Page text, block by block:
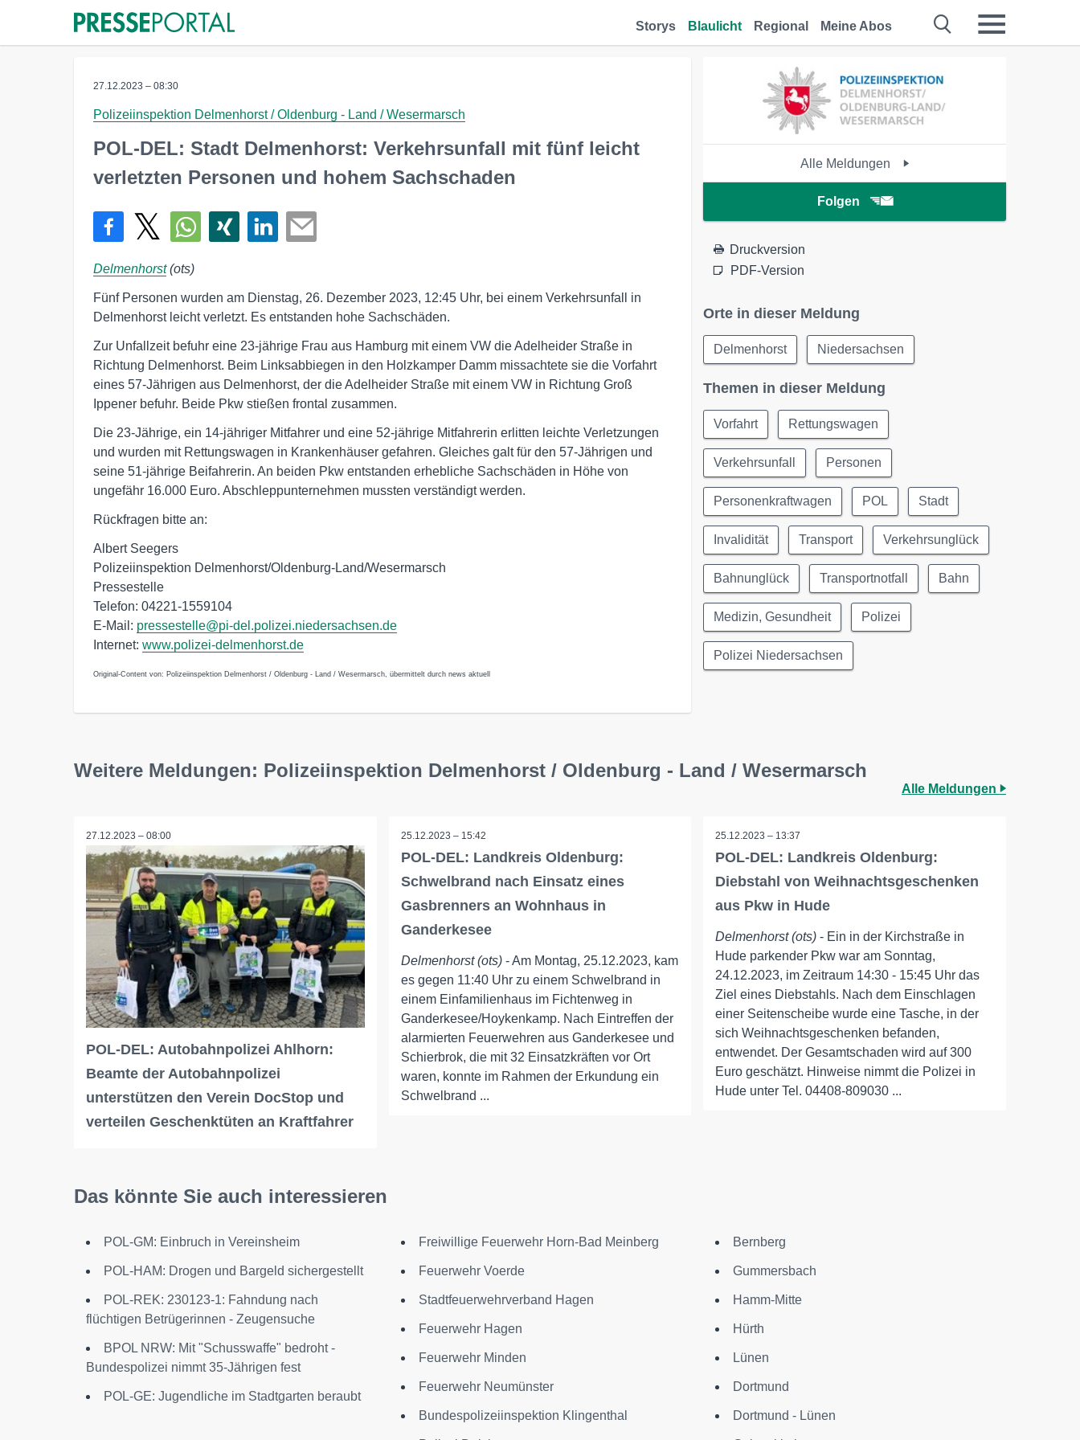
Storys Blaulicht Regional Meine Abos
27.12.2023 – 08:30
Polizeiinspektion Delmenhorst / Oldenburg - Land / Wesermarsch
POL-DEL: Stadt Delmenhorst: Verkehrsunfall mit fünf leicht
verletzten Personen und hohem Sachschaden
Delmenhorst(ots)
Fünf Personen wurden am Dienstag, 26. Dezember 2023, 12:45 Uhr, bei einem Verkehrsunfall in
Delmenhorst leicht verletzt. Es entstanden hohe Sachschäden.
Zur Unfallzeit befuhr eine 23-jährige Frau aus Hamburg mit einem VW die Adelheider Straße in
Richtung Delmenhorst. Beim Linksabbiegen in den Holzkamper Damm missachtete sie die Vorfahrt
eines 57-Jährigen aus Delmenhorst, der die Adelheider Straße mit einem VW in Richtung Groß
Ippener befuhr. Beide Pkw stießen frontal zusammen.
Die 23-Jährige, ein 14-jähriger Mitfahrer und eine 52-jährige Mitfahrerin erlitten leichte Verletzungen
und wurden mit Rettungswagen in Krankenhäuser gefahren. Gleiches galt für den 57-Jährigen und
seine 51-jährige Beifahrerin. An beiden Pkw entstanden erhebliche Sachschäden in Höhe von
ungefähr 16.000 Euro. Abschleppunternehmen mussten verständigt werden.
Rückfragen bitte an:
Albert Seegers
Polizeiinspektion Delmenhorst/Oldenburg-Land/Wesermarsch
Pressestelle
Telefon: 04221-1559104
E-Mail: pressestelle@pi-del.polizei.niedersachsen.de
Internet: www.polizei-delmenhorst.de
Original-Content von: Polizeiinspektion Delmenhorst / Oldenburg - Land / Wesermarsch, übermittelt durch news aktuell
Alle Meldungen
Folgen
Druckversion
PDF-Version
Orte in dieser Meldung
Delmenhorst Niedersachsen
Themen in dieser Meldung
Vorfahrt Rettungswagen
Verkehrsunfall Personen
Personenkraftwagen POL Stadt
Invalidität Transport Verkehrsunglück
Bahnunglück Transportnotfall Bahn
Medizin, Gesundheit Polizei
Polizei Niedersachsen
Weitere Meldungen: Polizeiinspektion Delmenhorst / Oldenburg - Land / Wesermarsch
Alle Meldungen
27.12.2023 – 08:00
POL-DEL: Autobahnpolizei Ahlhorn:
Beamte der Autobahnpolizei
unterstützen den Verein DocStop und
verteilen Geschenktüten an Kraftfahrer
25.12.2023 – 15:42
POL-DEL: Landkreis Oldenburg:
Schwelbrand nach Einsatz eines
Gasbrenners an Wohnhaus in
Ganderkesee
Delmenhorst (ots)- Am Montag, 25.12.2023, kam
es gegen 11:40 Uhr zu einem Schwelbrand in
einem Einfamilienhaus im Fichtenweg in
Ganderkesee/Hoykenkamp. Nach Eintreffen der
alarmierten Feuerwehren aus Ganderkesee und
Schierbrok, die mit 32 Einsatzkräften vor Ort
waren, konnte im Rahmen der Erkundung ein
Schwelbrand ...
25.12.2023 – 13:37
POL-DEL: Landkreis Oldenburg:
Diebstahl von Weihnachtsgeschenken
aus Pkw in Hude
Delmenhorst (ots) - Ein in der Kirchstraße in
Hude parkender Pkw war am Sonntag,
24.12.2023, im Zeitraum 14:30 - 15:45 Uhr das
Ziel eines Diebstahls. Nach dem Einschlagen
einer Seitenscheibe wurde eine Tasche, in der
sich Weihnachtsgeschenken befanden,
entwendet. Der Gesamtschaden wird auf 300
Euro geschätzt. Hinweise nimmt die Polizei in
Hude unter Tel. 04408-809030 ...
Das könnte Sie auch interessieren
POL-GM: Einbruch in Vereinsheim
POL-HAM: Drogen und Bargeld sichergestellt
POL-REK: 230123-1: Fahndung nach
flüchtigen Betrügerinnen - Zeugensuche
BPOL NRW: Mit "Schusswaffe" bedroht -
Bundespolizei nimmt 35-Jährigen fest
POL-GE: Jugendliche im Stadtgarten beraubt
Freiwillige Feuerwehr Horn-Bad Meinberg
Feuerwehr Voerde
Stadtfeuerwehrverband Hagen
Feuerwehr Hagen
Feuerwehr Minden
Feuerwehr Neumünster
Bundespolizeiinspektion Klingenthal
Bernberg
Gummersbach
Hamm-Mitte
Hürth
Lünen
Dortmund
Dortmund - Lünen